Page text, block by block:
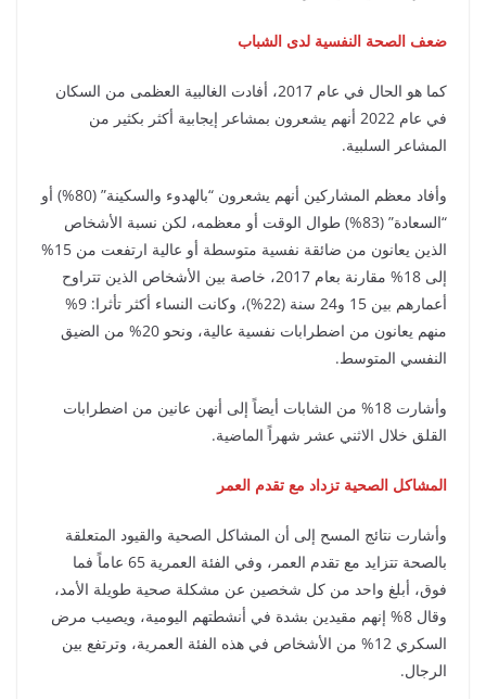
ضعف الصحة النفسية لدى الشباب
كما هو الحال في عام 2017، أفادت الغالبية العظمى من السكان
في عام 2022 أنهم يشعرون بمشاعر إيجابية أكثر بكثير من
المشاعر السلبية.
وأفاد معظم المشاركين أنهم يشعرون “بالهدوء والسكينة” (80%) أو
“السعادة” (83%) طوال الوقت أو معظمه، لكن نسبة الأشخاص
الذين يعانون من ضائقة نفسية متوسطة أو عالية ارتفعت من 15%
إلى 18% مقارنة بعام 2017، خاصة بين الأشخاص الذين تتراوح
أعمارهم بين 15 و24 سنة (22%)، وكانت النساء أكثر تأثرا: 9%
منهم يعانون من اضطرابات نفسية عالية، ونحو 20% من الضيق
النفسي المتوسط.
وأشارت 18% من الشابات أيضاً إلى أنهن عانين من اضطرابات
القلق خلال الاثني عشر شهراً الماضية.
المشاكل الصحية تزداد مع تقدم العمر
وأشارت نتائج المسح إلى أن المشاكل الصحية والقيود المتعلقة
بالصحة تتزايد مع تقدم العمر، وفي الفئة العمرية 65 عاماً فما
فوق، أبلغ واحد من كل شخصين عن مشكلة صحية طويلة الأمد،
وقال 8% إنهم مقيدين بشدة في أنشطتهم اليومية، ويصيب مرض
السكري 12% من الأشخاص في هذه الفئة العمرية، وترتفع بين
الرجال.